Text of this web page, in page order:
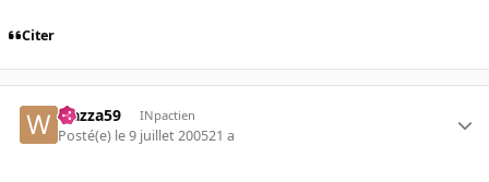
Citer
wazza59 INpactien
Posté(e) le 9 juillet 200521 a